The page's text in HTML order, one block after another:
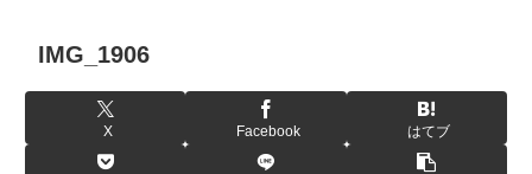
IMG_1906
X Facebook はてブ